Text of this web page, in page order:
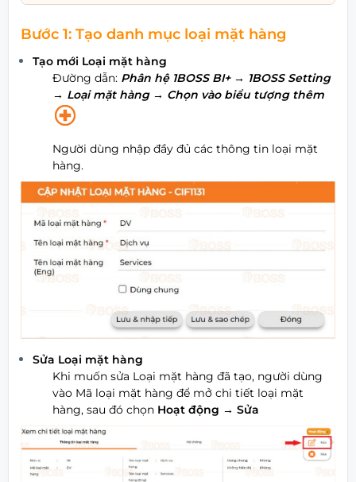
Bước 1: Tạo danh mục loại mặt hàng
Tạo mới Loại mặt hàng
Đường dẫn: Phân hệ 1BOSS BI+→ 1BOSS Setting
→ Loại mặt hàng → Chọn vào biểu tượng thêm
Người dùng nhập đầy đủ các thông tin loại mặt
hàng.
Sửa Loại mặt hàng
Khi muốn sửa Loại mặt hàng đã tạo, người dùng
vào Mã loại mặt hàng để mở chi tiết loại mặt
hàng, sau đó chọn Hoạt động → Sửa